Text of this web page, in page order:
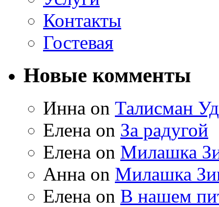
Контакты
Гостевая
Новые комменты
Инна on Талисман
Елена on За радугой
Елена on Милашка
Анна on Милашка
Елена on В нашем